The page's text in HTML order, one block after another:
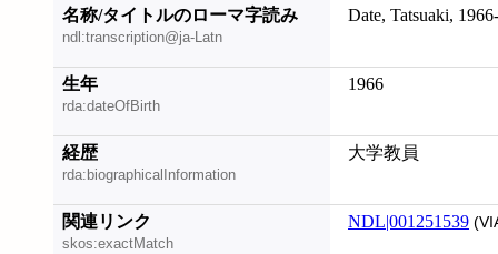
名称/タイトルのローマ字読み
ndl:transcription@ja-Latn
Date, Tatsuaki, 1966-
生年
rda:dateOfBirth
1966
経歴
rda:biographicalInformation
大学教員
関連リンク
skos:exactMatch
NDL|001251539